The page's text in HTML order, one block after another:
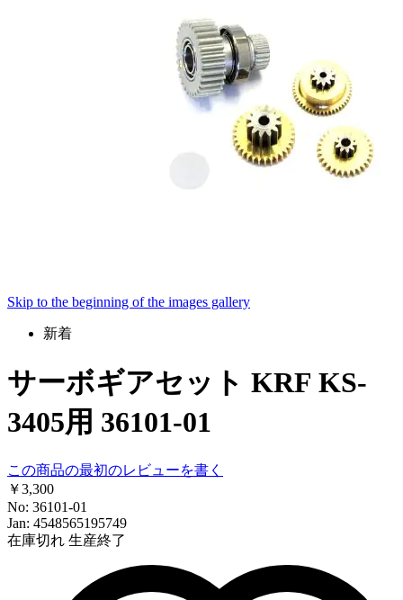
Skip to the beginning of the images gallery
新着
サーボギアセット KRF KS-
3405用 36101-01
この商品の最初のレビューを書く
￥3,300
No: 36101-01
Jan: 4548565195749
在庫切れ 生産終了